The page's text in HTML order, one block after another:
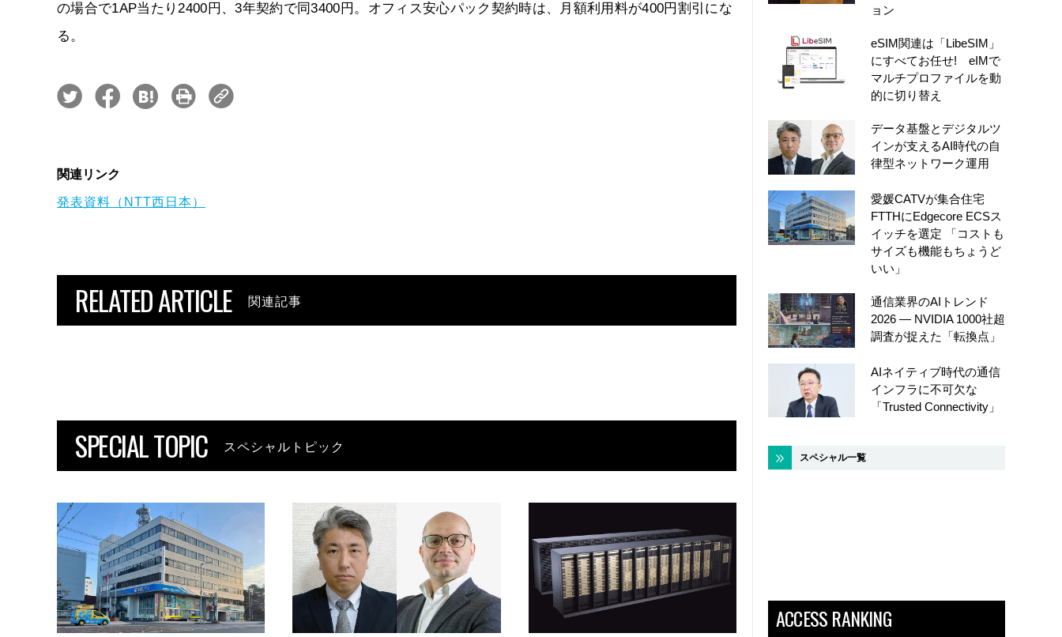
の場合で1AP当たり2400円、3年契約で同3400円。オフィス安心パック契約時は、月額利用料が400円割引にな
る。
関連リンク
発表資料（NTT西日本）
RELATED ARTICLE 関連記事
SPECIAL TOPIC スペシャルトピック
ョン
eSIM関連は「LibeSIM」
にすべてお任せ! eIMで
マルチプロファイルを動
的に切り替え
データ基盤とデジタルツ
インが支えるAI時代の自
律型ネットワーク運用
愛媛CATVが集合住宅
FTTHにEdgecore ECSス
イッチを選定 「コストも
サイズも機能もちょうど
いい」
通信業界のAIトレンド
2026 ― NVIDIA 1000社超
調査が捉えた「転換点」
AIネイティブ時代の通信
インフラに不可欠な
「Trusted Connectivity」
スペシャル一覧
ACCESS RANKING